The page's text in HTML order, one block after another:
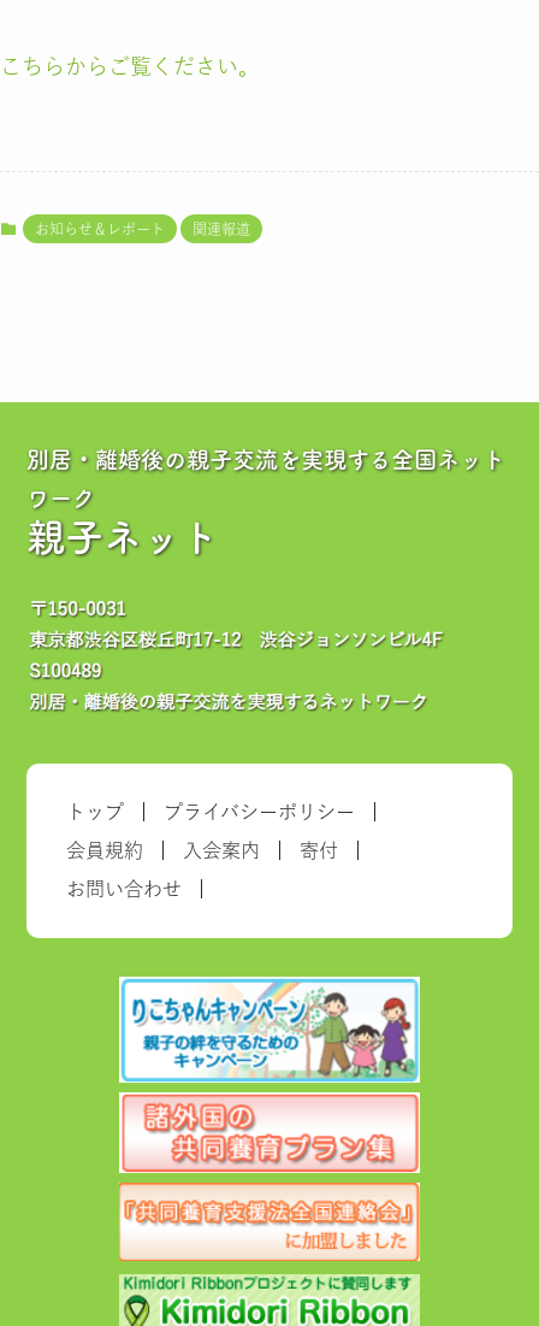
こちらからご覧ください。
お知らせ＆レポート 関連報道
別居・離婚後の親子交流を実現する全国ネット
ワーク
親子ネット
トップ プライバシーポリシー
会員規約 入会案内 寄付
お問い合わせ